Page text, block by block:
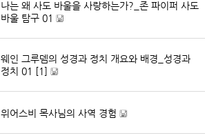
나는 왜 사도 바울을 사랑하는가?_존 파이퍼 사도
바울 탐구 01
[
일
자
웨인 그루뎀의 성경과 정치 개요와 배경_성경과
정치 01 [1]
[
일
위어스비 목사님의 사역 경험
[